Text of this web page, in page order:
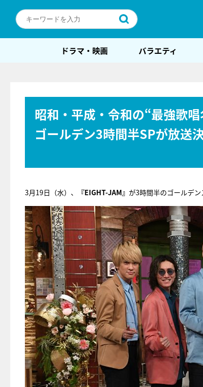
ドラマ・映画 バラエティ
昭和・平成・令和の“最強歌
ゴールデン3時間半SPが放送
3月19日（水）、 『EIGHT-JAM』 が3時間半のゴールデン